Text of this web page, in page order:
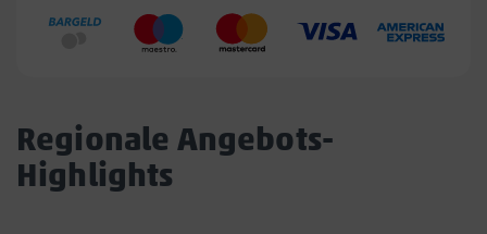
Regionale Angebots-
Highlights